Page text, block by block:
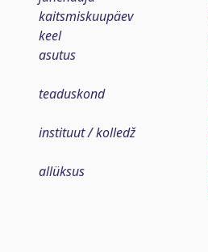
kaitsmiskuupäev
keel
asutus
teaduskond
instituut / kolledž
allüksus